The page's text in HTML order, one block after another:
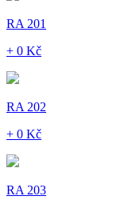
RA 201
+ 0 Kč
RA 202
+ 0 Kč
RA 203